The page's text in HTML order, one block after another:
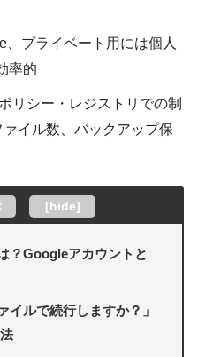
プライベート用には個人
率的
リシー・レジストリでの制
イル数、バックアップ保
[hide]
？Googleアカウントと
イルで続行しますか？」